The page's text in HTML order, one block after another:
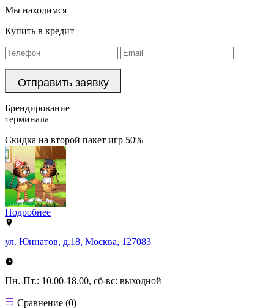
Мы находимся
Купить в кредит
Брендирование
терминала
Скидка на второй пакет игр 50%
Подробнее
ул. Юннатов, д.18, Москва, 127083
Пн.-Пт.: 10.00-18.00, сб-вс: выходной
Сравнение (0)